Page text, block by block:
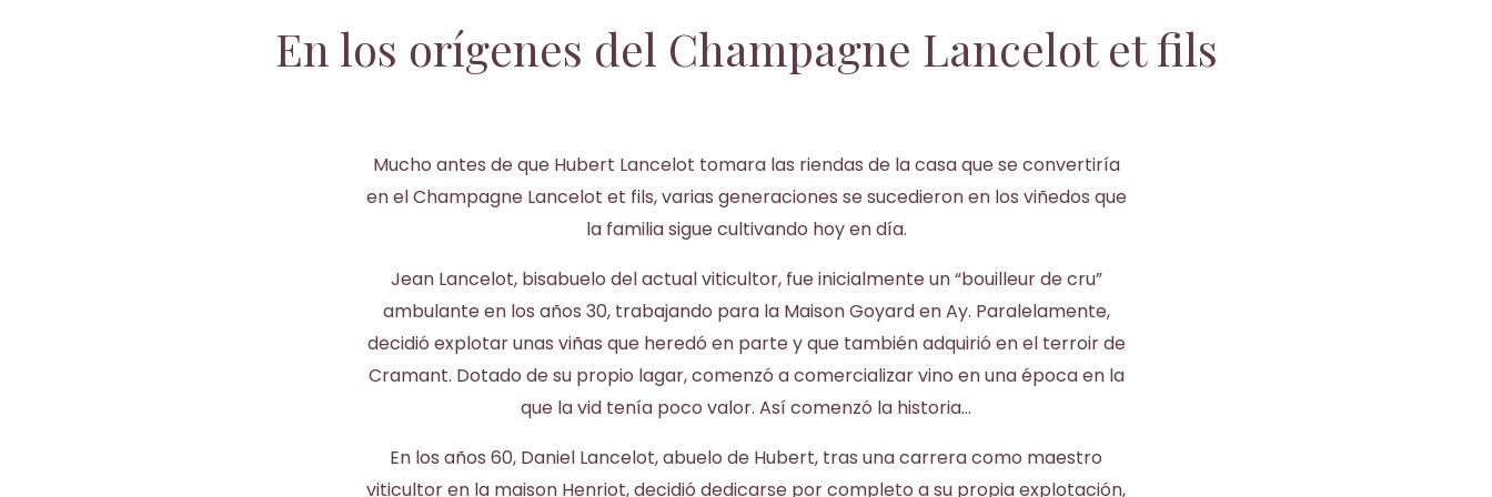
En los orígenes del Champagne Lancelot et fils
Mucho antes de que Hubert Lancelot tomara las riendas de la casa que se convertiría
en el Champagne Lancelot et fils, varias generaciones se sucedieron en los viñedos que
la familia sigue cultivando hoy en día.
Jean Lancelot, bisabuelo del actual viticultor, fue inicialmente un “bouilleur de cru”
ambulante en los años 30, trabajando para la Maison Goyard en Ay. Paralelamente,
decidió explotar unas viñas que heredó en parte y que también adquirió en el terroir de
Cramant. Dotado de su propio lagar, comenzó a comercializar vino en una época en la
que la vid tenía poco valor. Así comenzó la historia…
En los años 60, Daniel Lancelot, abuelo de Hubert, tras una carrera como maestro
viticultor en la maison Henriot, decidió dedicarse por completo a su propia explotación,